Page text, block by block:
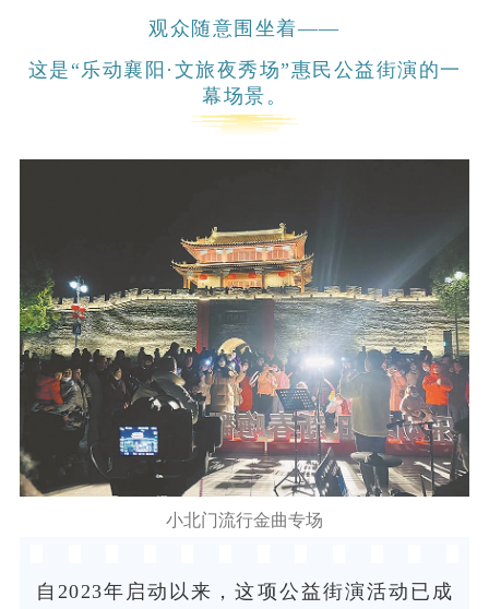
观众随意围坐着——
这是“乐动襄阳·文旅夜秀场”惠民公益街演的一
幕场景。
小北门流行金曲专场
自2023年启动以来，这项公益街演活动已成